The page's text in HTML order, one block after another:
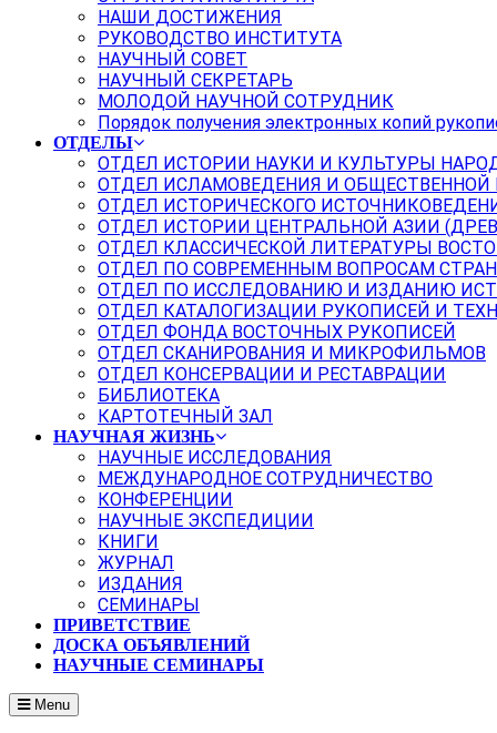
НАШИ ДОСТИЖЕНИЯ
РУКОВОДСТВО ИНСТИТУТА
НАУЧНЫЙ СОВЕТ
НАУЧНЫЙ СЕКРЕТАРЬ
МОЛОДОЙ НАУЧНОЙ СОТРУДНИК
Порядок получения электронных копий
ОТДЕЛЫ
ОТДЕЛ ИСТОРИИ НАУКИ И КУЛЬТУРЫ
ОТДЕЛ ИСЛАМОВЕДЕНИЯ И
ОТДЕЛ ИСТОРИЧЕСКОГО
ОТДЕЛ ИСТОРИИ ЦЕНТРАЛЬНОЙ АЗИИ
ОТДЕЛ КЛАССИЧЕСКОЙ ЛИТЕРАТУРЫ
ОТДЕЛ ПО СОВРЕМЕННЫМ ВОПРОСАМ
ОТДЕЛ ПО ИССЛЕДОВАНИЮ И ИЗДАНИЮ
ОТДЕЛ КАТАЛОГИЗАЦИИ РУКОПИСЕЙ И
ОТДЕЛ ФОНДА ВОСТОЧНЫХ РУКОПИСЕЙ
ОТДЕЛ СКАНИРОВАНИЯ И МИКРОФИЛЬМОВ
ОТДЕЛ КОНСЕРВАЦИИ И РЕСТАВРАЦИИ
БИБЛИОТЕКА
КАРТОТЕЧНЫЙ ЗАЛ
НАУЧНАЯ ЖИЗНЬ
НАУЧНЫЕ ИССЛЕДОВАНИЯ
МЕЖДУНАРОДНОЕ СОТРУДНИЧЕСТВО
КОНФЕРЕНЦИИ
НАУЧНЫЕ ЭКСПЕДИЦИИ
КНИГИ
ЖУРНАЛ
ИЗДАНИЯ
СЕМИНАРЫ
ПРИВЕТСТВИЕ
ДОСКА ОБЪЯВЛЕНИЙ
НАУЧНЫЕ СЕМИНАРЫ
Menu